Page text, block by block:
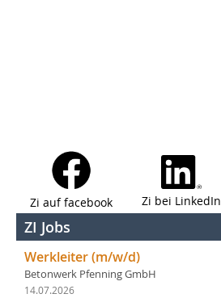
Zi auf facebook Zi bei LinkedIn
ZI Jobs
Werkleiter (m/w/d)
Betonwerk Pfenning GmbH
14.07.2026